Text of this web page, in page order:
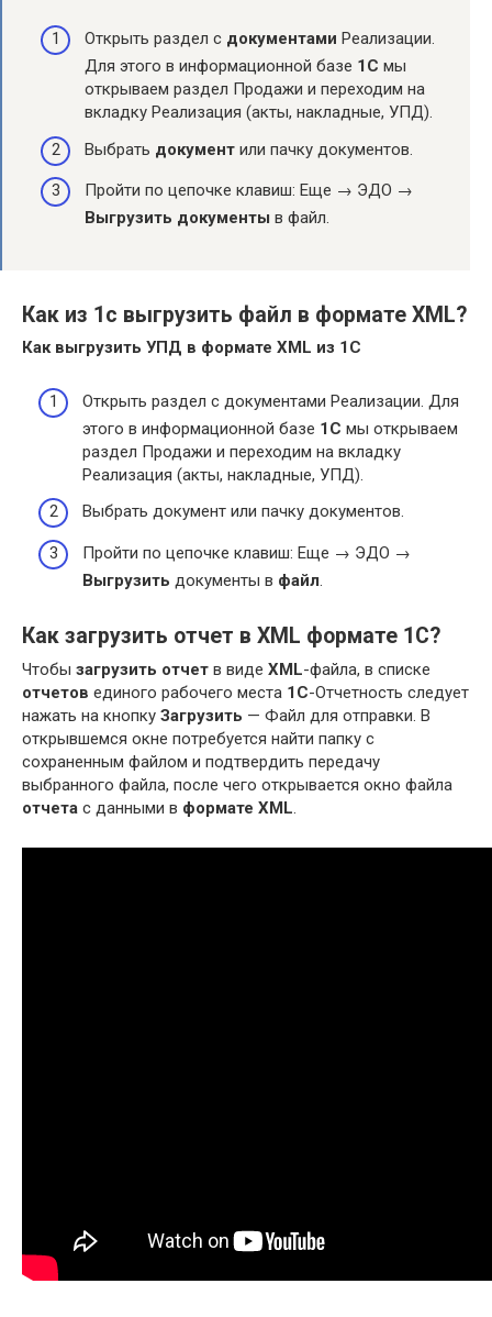
Открыть раздел с документами Реализации.
Для этого в информационной базе 1С мы
открываем раздел Продажи и переходим на
вкладку Реализация (акты, накладные, УПД).
Выбрать документ или пачку документов.
Пройти по цепочке клавиш: Еще → ЭДО →
Выгрузить документы в файл.
Как из 1с выгрузить файл в формате XML?
Как выгрузить УПД в формате XML из 1С
Открыть раздел с документами Реализации. Для
этого в информационной базе 1С мы открываем
раздел Продажи и переходим на вкладку
Реализация (акты, накладные, УПД).
Выбрать документ или пачку документов.
Пройти по цепочке клавиш: Еще → ЭДО →
Выгрузить документы в файл.
Как загрузить отчет в XML формате 1С?
Чтобы загрузить отчет в виде XML-файла, в списке
отчетов единого рабочего места 1С-Отчетность следует
нажать на кнопку Загрузить — Файл для отправки. В
открывшемся окне потребуется найти папку с
сохраненным файлом и подтвердить передачу
выбранного файла, после чего открывается окно файла
отчета с данными в формате XML.